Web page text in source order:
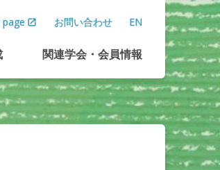
お問い合わせ EN
関連学会 ・会員情報